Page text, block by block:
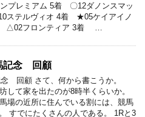
プレミアム 5着 〇12ダノンスマッ
ステルヴィオ 4着 ★05ケイアイノ
△02フロンティア 3着 …
記念 回顧
回顧 さて、何から書こうか。
して家を出たのが8時半くらいか。
場の近所に住んでいる割には、競馬
すでにたくさんの人である。 1Rと3